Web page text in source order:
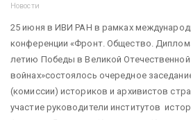
Новости
25 июня в ИВИ РАН в рамках
конференции «Фронт. Общество.
летию Победы в Великой
войнах»состоялось очередное
(комиссии) историков и архивистов
участие руководители институтов